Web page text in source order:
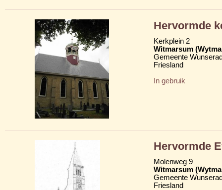
Hervormde
Kerkplein 2
Witmarsum
Gemeente
Friesland
In gebruik
Hervormde
Molenweg 9
Witmarsum
Gemeente
Friesland